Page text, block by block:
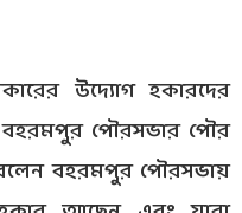
উদ্যোগ হকারদের
বহরমপুর পৌরসভার পৌর
বলেন বহরমপুর পৌরসভায়